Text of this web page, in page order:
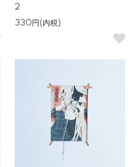
2
330円(内税)